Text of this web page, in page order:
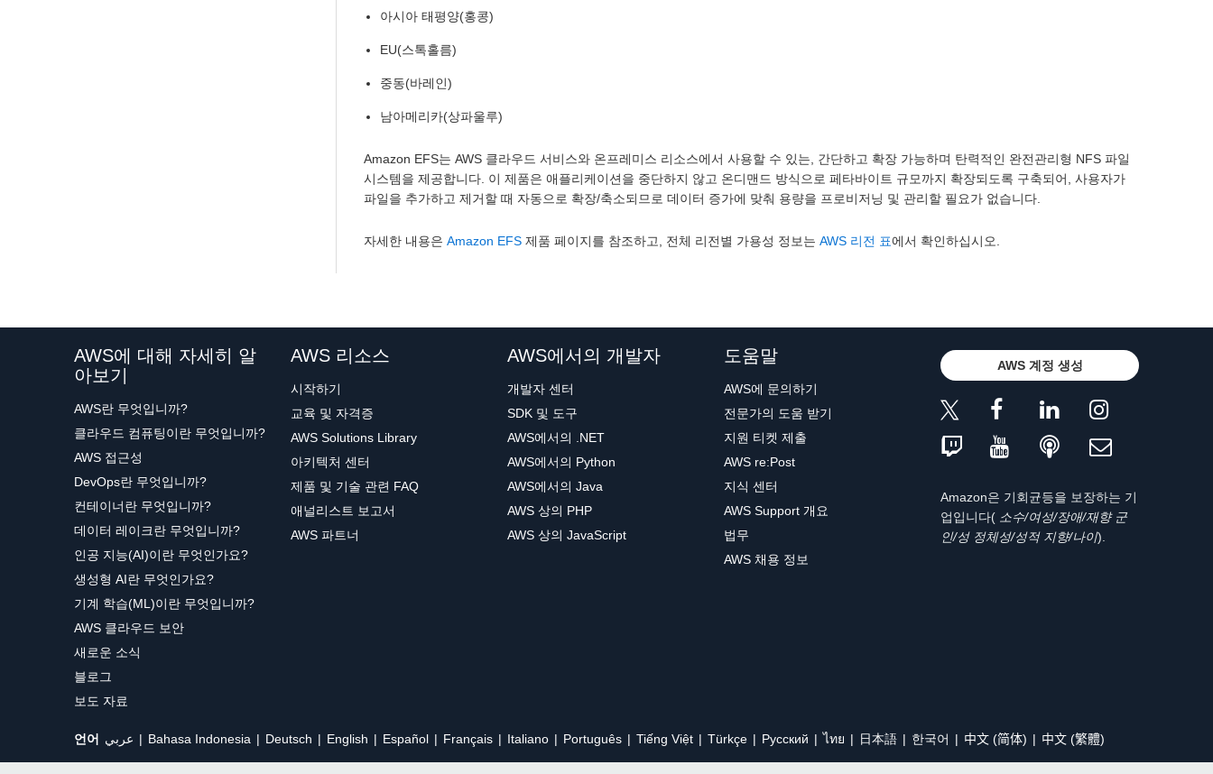
아시아 태평양(홍콩)
EU(스톡홀름)
중동(바레인)
남아메리카(상파울루)
Amazon EFS는 AWS 클라우드 서비스와 온프레미스 리소스에서 사용할 수 있는, 간단하고 확장 가능하며 탄력적인 완전관리형 NFS 파일
시스템을 제공합니다. 이 제품은 애플리케이션을 중단하지 않고 온디맨드 방식으로 페타바이트 규모까지 확장되도록 구축되어, 사용자가
파일을 추가하고 제거할 때 자동으로 확장/축소되므로 데이터 증가에 맞춰 용량을 프로비저닝 및 관리할 필요가 없습니다.
자세한 내용은 Amazon EFS 제품 페이지를 참조하고, 전체 리전별 가용성 정보는 AWS 리전 표에서 확인하십시오.
AWS에 대해 자세히 알
아보기
AWS란 무엇입니까?
클라우드 컴퓨팅이란 무엇입니까?
AWS 접근성
DevOps란 무엇입니까?
컨테이너란 무엇입니까?
데이터 레이크란 무엇입니까?
인공 지능(AI)이란 무엇인가요?
생성형 AI란 무엇인가요?
기계 학습(ML)이란 무엇입니까?
AWS 클라우드 보안
새로운 소식
블로그
보도 자료
AWS 리소스
시작하기
교육 및 자격증
AWS Solutions Library
아키텍처 센터
제품 및 기술 관련 FAQ
애널리스트 보고서
AWS 파트너
AWS에서의 개발자
개발자 센터
SDK 및 도구
AWS에서의 .NET
AWS에서의 Python
AWS에서의 Java
AWS 상의 PHP
AWS 상의 JavaScript
도움말
AWS에 문의하기
전문가의 도움 받기
지원 티켓 제출
AWS re:Post
지식 센터
AWS Support 개요
법무
AWS 채용 정보
AWS 계정 생성
Amazon은 기회균등을 보장하는 기
업입니다( 소수/여성/장애/재향 군
인/성 정체성/성적 지향/나이).
언어 عربي Bahasa Indonesia Deutsch English Español Français Italiano Português Tiếng Việt Türkçe Ρусский ไทย 日本語 한국어 中文 (简体) 中文 (繁體)